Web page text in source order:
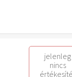
jelenleg
nincs